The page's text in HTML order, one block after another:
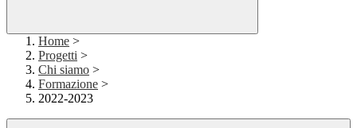
Home >
Progetti >
Chi siamo >
Formazione >
2022-2023